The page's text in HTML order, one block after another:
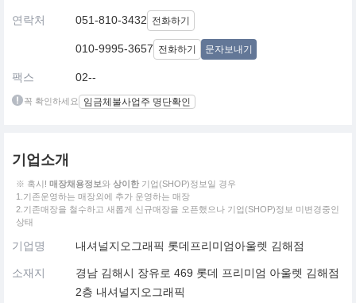
연락처 051-810-3432 전화하기
010-9995-3657 전화하기 문자보내기
팩스 02--
꼭 확인하세요 임금체불사업주 명단확인
기업소개
※ 혹시! 매장채용정보와 상이한 기업(SHOP)정보일 경우
1.기존운영하는 매장외에 추가 운영하는 매장
2.기존매장을 철수하고 새롭게 신규매장을 오픈했으나 기업(SHOP)정보 미변경중인
상태
기업명 내셔널지오그래픽 롯데프리미엄아울렛 김해점
소재지
경남 김해시 장유로 469 롯데 프리미엄 아울렛 김해점
2층 내셔널지오그래픽